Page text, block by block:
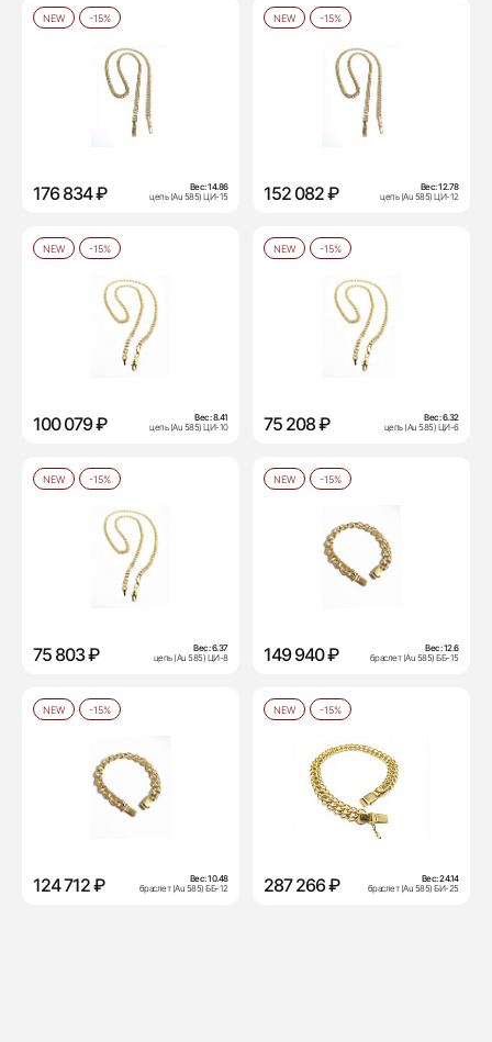
NEW -15%
176 834 ₽ Вес:14.86
цепь (Au 585) ЦИ-15
NEW -15%
152 082 ₽ Вес:12.78
цепь (Au 585) ЦИ-12
NEW -15%
100 079 ₽ Вес:8.41
цепь (Au 585) ЦИ-10
NEW -15%
75 208 ₽ Вес:6.32
цепь (Au 585) ЦИ-6
NEW -15%
75 803 ₽ Вес:6.37
цепь (Au 585) ЦИ-8
NEW -15%
149 940 ₽ Вес:12.6
браслет (Au 585) ББ-15
NEW -15%
124 712 ₽ Вес:10.48
браслет (Au 585) ББ-12
NEW -15%
287 266 ₽ Вес:24.14
браслет (Au 585) БИ-25